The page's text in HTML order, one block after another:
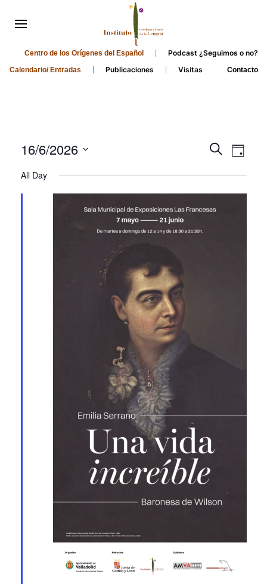
Centro de los Orígenes del Español Podcast ¿Seguimos o no?
Calendario/ Entradas Publicaciones Visitas Contacto
Events
and
Views
Search
Day
16/6/2026
date.
All Day